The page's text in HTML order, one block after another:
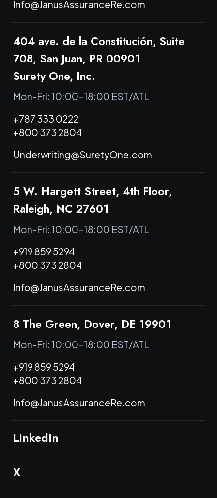
Info@JanusAssuranceRe.com
404 ave. de la Constitución, Suite
708, San Juan, PR 00901
Surety One, Inc.
Mon-Fri: 10:00-18:00 EST/ATL
+787 333 0222
+800 373 2804
Underwriting@SuretyOne.com
5 W. Hargett Street, 4th Floor,
Raleigh, NC 27601
Mon-Fri: 10:00-18:00 EST/ATL
+919 859 5294
+800 373 2804
Info@JanusAssuranceRe.com
8 The Green, Dover, DE 19901
Mon-Fri: 10:00-18:00 EST/ATL
+919 859 5294
+800 373 2804
Info@JanusAssuranceRe.com
LinkedIn
X